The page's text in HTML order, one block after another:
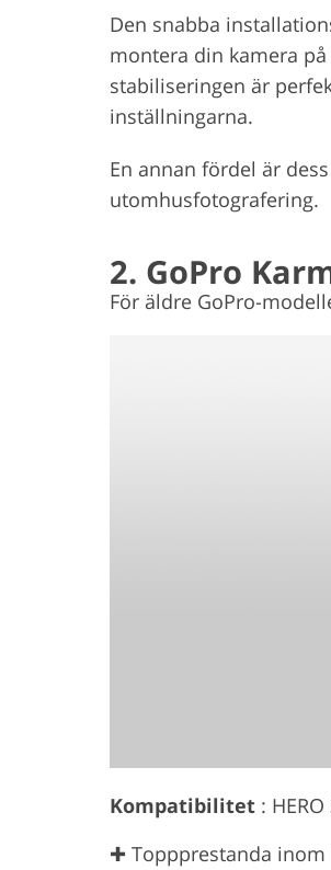
Den snabba
montera din kamera
stabiliseringen är
inställningarna.
En annan fördel är
utomhusfotografering.
2. GoPro
För äldre GoPro-
Kompatibilitet :
✚ Toppprestanda